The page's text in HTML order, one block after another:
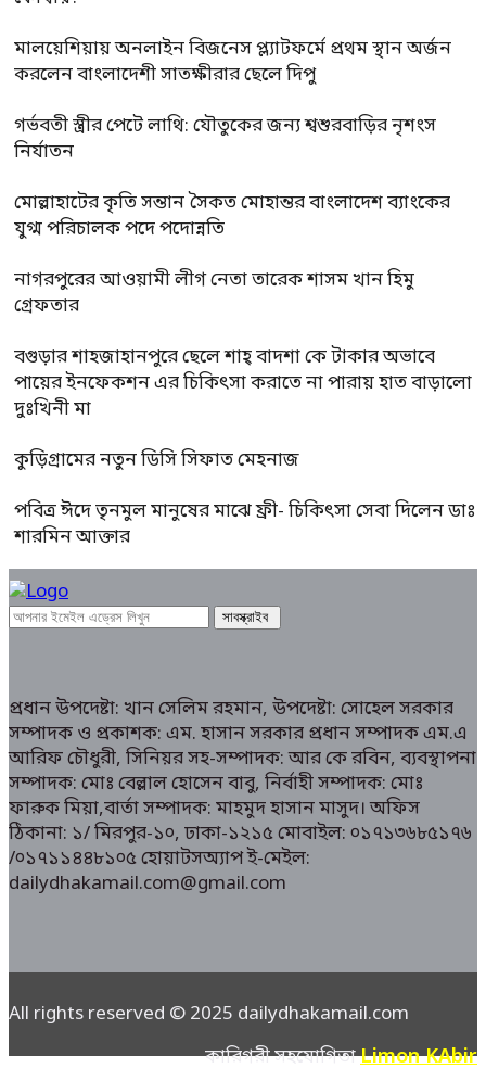
মালয়েশিয়ায় অনলাইন বিজনেস প্ল্যাটফর্মে প্রথম স্থান অর্জন
করলেন বাংলাদেশী সাতক্ষীরার ছেলে দিপু
গর্ভবতী স্ত্রীর পেটে লাথি: যৌতুকের জন্য শ্বশুরবাড়ির নৃশংস
নির্যাতন
মোল্লাহাটের কৃতি সন্তান সৈকত মোহান্তর বাংলাদেশ ব্যাংকের
যুগ্ম পরিচালক পদে পদোন্নতি
নাগরপুরের আওয়ামী লীগ নেতা তারেক শাসম খান হিমু
গ্রেফতার
বগুড়ার শাহজাহানপুরে ছেলে শাহ্ বাদশা কে টাকার অভাবে
পায়ের ইনফেকশন এর চিকিৎসা করাতে না পারায় হাত বাড়ালো
দুঃখিনী মা
কুড়িগ্রামের নতুন ডিসি সিফাত মেহনাজ
পবিত্র ঈদে তৃনমুল মানুষের মাঝে ফ্রী- চিকিৎসা সেবা দিলেন ডাঃ
শারমিন আক্তার
প্রধান উপদেষ্টা: খান সেলিম রহমান, উপদেষ্টা: সোহেল সরকার
সম্পাদক ও প্রকাশক: এম. হাসান সরকার প্রধান সম্পাদক এম.এ
আরিফ চৌধুরী, সিনিয়র সহ-সম্পাদক: আর কে রবিন, ব্যবস্থাপনা
সম্পাদক: মোঃ বেল্লাল হোসেন বাবু, নির্বাহী সম্পাদক: মোঃ
ফারুক মিয়া,বার্তা সম্পাদক: মাহমুদ হাসান মাসুদ। অফিস
ঠিকানা: ১/ মিরপুর-১০, ঢাকা-১২১৫ মোবাইল: ০১৭১৩৬৮৫১৭৬
/০১৭১১৪৪৮১০৫ হোয়াটসঅ্যাপ ই-মেইল:
dailydhakamail.com@gmail.com
All rights reserved © 2025 dailydhakamail.com
কারিগরী সহযোগিতাLimon KAbir